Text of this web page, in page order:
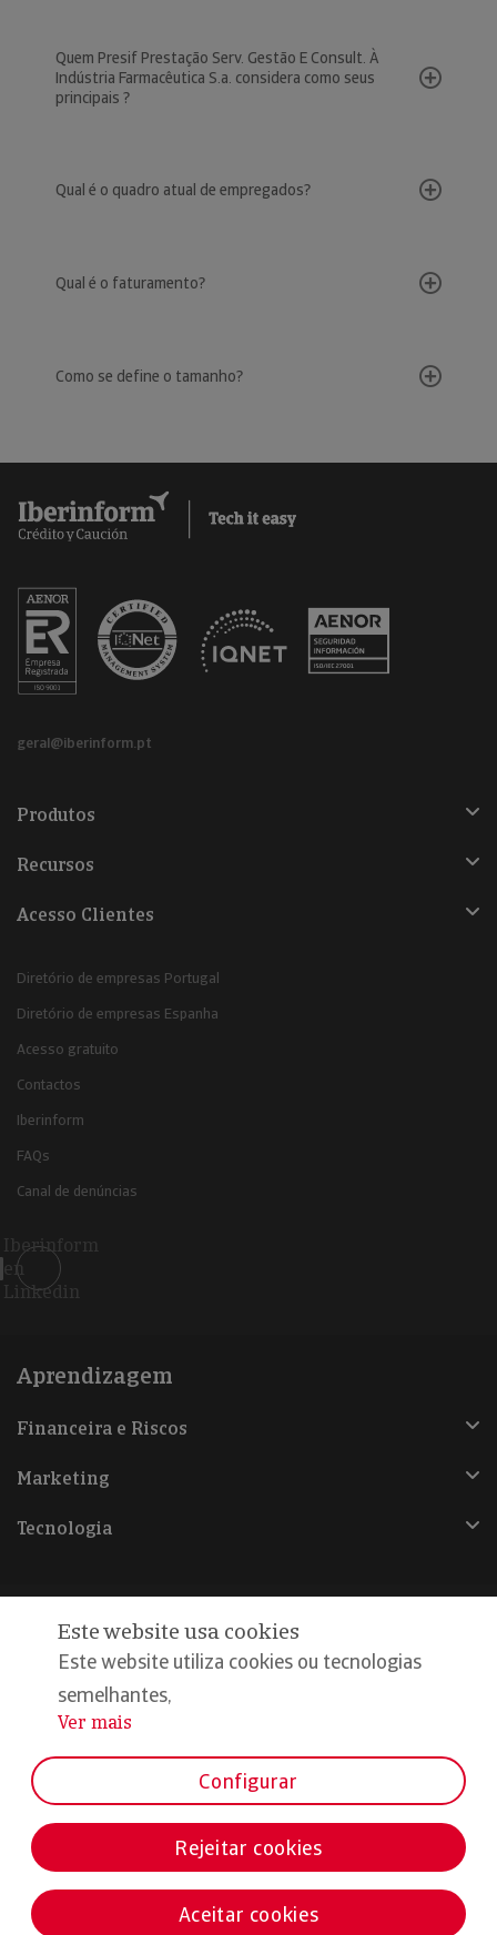
Quem Presif Prestação Serv. Gestão E Consult. À
Indústria Farmacêutica S.a. considera como seus
principais ?
Qual é o quadro atual de empregados?
Qual é o faturamento?
Como se define o tamanho?
geral@iberinform.pt
Produtos
Recursos
Acesso Clientes
Diretório de empresas Portugal
Diretório de empresas Espanha
Acesso gratuito
Contactos
Iberinform
FAQs
Canal de denúncias
Iberinform
en
Linkedin
Aprendizagem
Financeira e Riscos
Marketing
Tecnologia
@Copyright 2026, Iberinform
Aviso legal
Política de cookies
Declaração de privacidade
Compromisso qualidade e segurança
Este website usa cookies
Este website utiliza cookies ou tecnologias
semelhantes,
...
Ver mais
Configurar
Rejeitar cookies
Aceitar cookies